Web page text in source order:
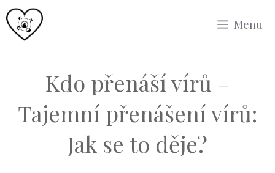
Přeskočit
na
Menu
Kdo přenáší vírů –
Tajemní přenášení vírů:
Jak se to děje?